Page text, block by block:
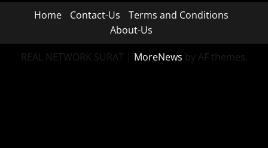
Home Contact-Us
Terms and Conditions
About-Us
REAL NETWORK SURAT | MoreNews by AF themes.